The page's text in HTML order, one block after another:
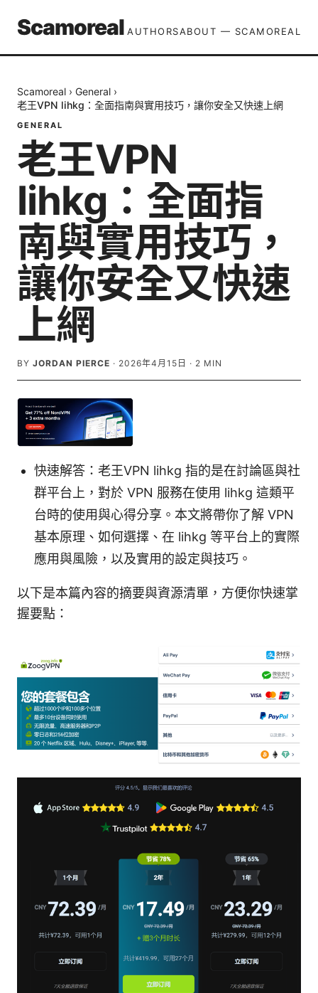
Scamoreal AUTHORSABOUT — SCAMOREAL
Scamoreal › General ›
老王VPN lihkg：全面指南與實用技巧，讓你安全又快速上網
GENERAL
老王VPN
lihkg：全面指
南與實用技巧，
讓你安全又快速
上網
BY JORDAN PIERCE · 2026年4月15日 · 2 MIN
快速解答：老王VPN lihkg 指的是在討論區與社
群平台上，對於 VPN 服務在使用 lihkg 這類平
台時的使用與心得分享。本文將帶你了解 VPN
基本原理、如何選擇、在 lihkg 等平台上的實際
應用與風險，以及實用的設定與技巧。
以下是本篇內容的摘要與資源清單，方便你快速掌
握要點：